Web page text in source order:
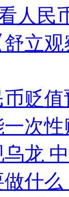
人民
舒立
贬
次
龙
什么